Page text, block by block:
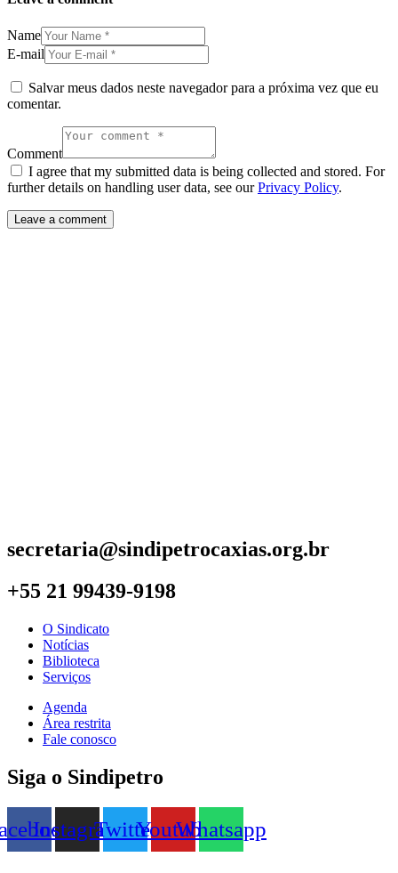
Name
E-mail
Salvar meus dados neste navegador para a próxima vez que eu
comentar.
Comment
I agree that my submitted data is being collected and stored. For
further details on handling user data, see ourPrivacy Policy.
secretaria@sindipetrocaxias.org.br
+55 21 99439-9198
O Sindicato
Notícias
Biblioteca
Serviços
Agenda
Área restrita
Fale conosco
Siga o Sindipetro
InstagramTwitterYoutubeWhatsapp